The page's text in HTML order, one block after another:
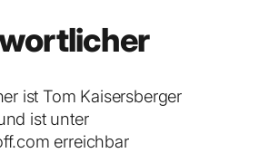
ist Tom Kaisersberger
ist unter
erreichbar